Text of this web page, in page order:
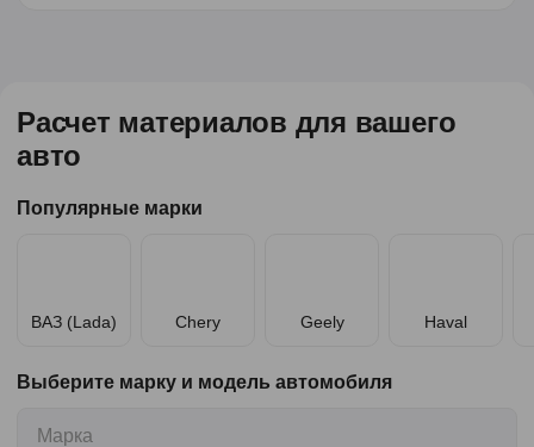
Расчет материалов для вашего
авто
Популярные марки
ВАЗ (Lada) Chery Geely Haval
Выберите марку и модель автомобиля
Марка